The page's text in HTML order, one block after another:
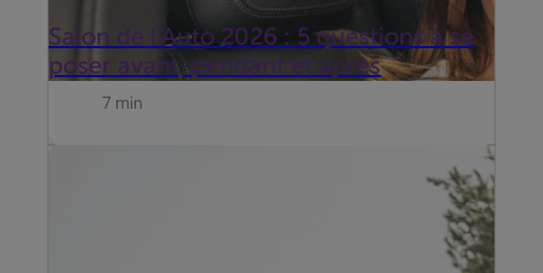
Salon de l’Auto 2026 : 5 questions à se
poser avant, pendant et après
7 min
Vous avez choisi la couleur, les options et le type de
moteur. Félicitations, la nouvelle voiture de vos rêves
s'occuper de la protection parfaite : une assurance